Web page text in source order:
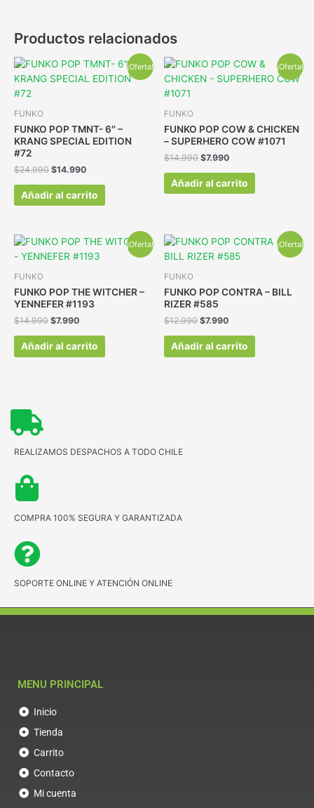
Productos relacionados
¡Oferta!
FUNKO
FUNKO POP TMNT- 6″ –
KRANG SPECIAL EDITION
#72
$24.990 $14.990
Añadir al carrito
¡Oferta!
FUNKO
FUNKO POP COW & CHICKEN
– SUPERHERO COW #1071
$14.990 $7.990
Añadir al carrito
¡Oferta!
FUNKO
FUNKO POP THE WITCHER –
YENNEFER #1193
$14.990 $7.990
Añadir al carrito
¡Oferta!
FUNKO
FUNKO POP CONTRA – BILL
RIZER #585
$12.990 $7.990
Añadir al carrito
REALIZAMOS DESPACHOS A TODO CHILE
COMPRA 100% SEGURA Y GARANTIZADA
SOPORTE ONLINE Y ATENCIÓN ONLINE
MENU PRINCIPAL
Inicio
Tienda
Carrito
Contacto
Mi cuenta